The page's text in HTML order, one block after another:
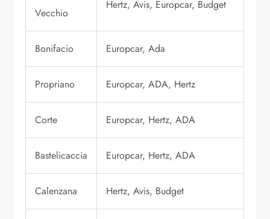
Vecchio
Hertz, Avis, Europcar, Budget
Bonifacio Europcar, Ada
Propriano Europcar, ADA, Hertz
Corte Europcar, Hertz, ADA
Bastelicaccia Europcar, Hertz, ADA
Calenzana Hertz, Avis, Budget